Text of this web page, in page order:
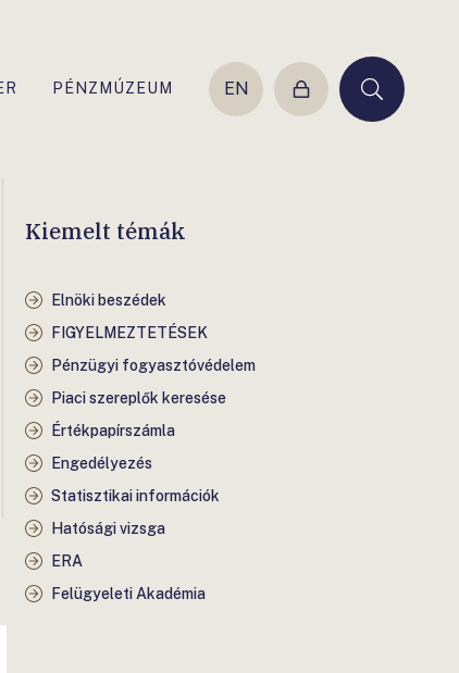
PÉNZMÚZEUM EN
Belépés Keresés
Kiemelt témák
Elnöki beszédek
FIGYELMEZTETÉSEK
Pénzügyi fogyasztóvédelem
Piaci szereplők keresése
Értékpapírszámla
Engedélyezés
Statisztikai információk
Hatósági vizsga
ERA
Felügyeleti Akadémia